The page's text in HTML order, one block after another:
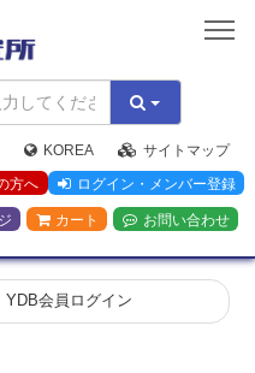
KOREA
サイトマップ
方へ
ログイン・メンバー登録
カート お問い合わせ
YDB会員ログイン